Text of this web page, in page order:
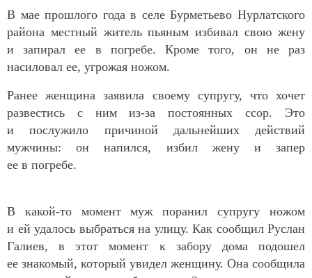
В мае прошлого года в селе Бурметьево Нурлатского
района местный житель пьяным избивал свою жену
и запирал ее в погребе. Кроме того, он не раз
насиловал ее, угрожая ножом.
Ранее женщина заявила своему супругу, что хочет
развестись с ним из-за постоянных ссор. Это
и послужило причиной дальнейших действий
мужчины: он напился, избил жену и запер
ее в погребе.
В какой-то момент муж поранил супругу ножом
и ей удалось выбраться на улицу. Как сообщил Руслан
Галиев, в этот момент к забору дома подошел
ее знакомый, который увидел женщину. Она сообщила